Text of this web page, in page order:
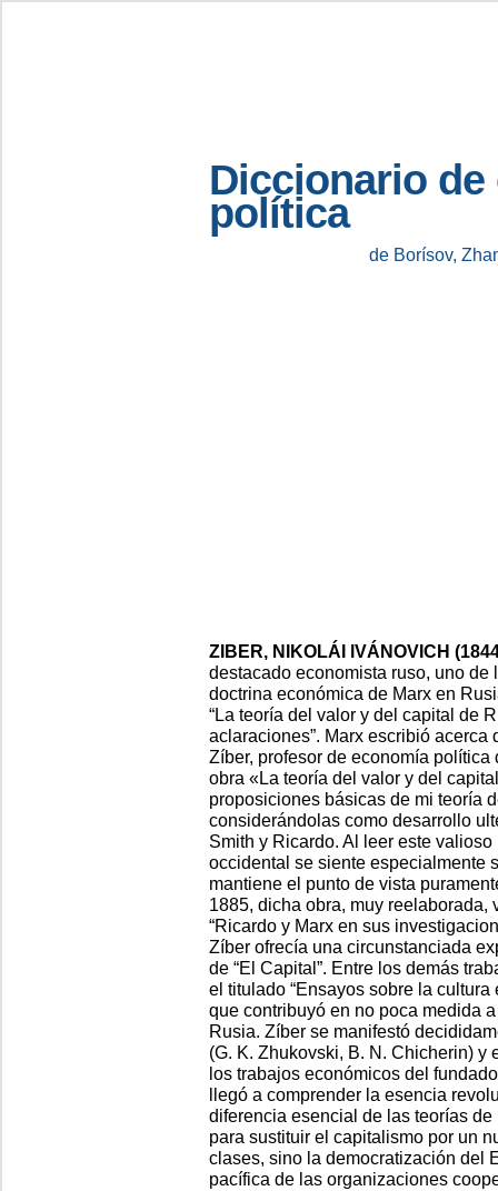
Diccionario de
política
de Borísov,
ZIBER, NIKOLÁI lVÁNOVICH
destacado economista ruso, uno
doctrina económica de Marx en
“La teoría del valor y del capital de
aclaraciones”. Marx escribió acerca
Zíber, profesor de economía
obra «La teoría del valor y del
proposiciones básicas de mi teoría
considerándolas como desarrollo
Smith y Ricardo. Al leer este
occidental se siente especialmente
mantiene el punto de vista
1885, dicha obra, muy
“Ricardo y Marx en sus
Zíber ofrecía una circunstanciada
de “El Capital”. Entre los demás
el titulado “Ensayos sobre la
que contribuyó en no poca medida
Rusia. Zíber se manifestó
(G. K. Zhukovski, B. N. Chicherin)
los trabajos económicos del
llegó a comprender la esencia
diferencia esencial de las teorías
para sustituir el capitalismo por un
clases, sino la democratización del
pacífica de las organizaciones